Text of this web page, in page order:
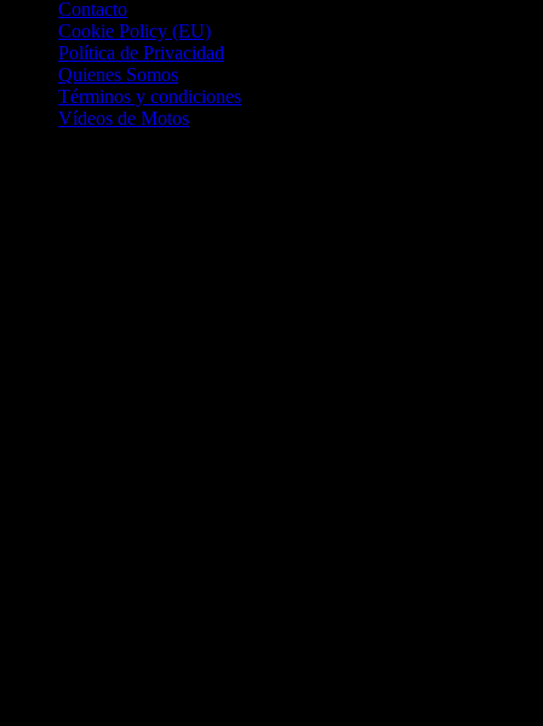
Contacto
Cookie Policy (EU)
Política de Privacidad
Quienes Somos
Términos y condiciones
Vídeos de Motos